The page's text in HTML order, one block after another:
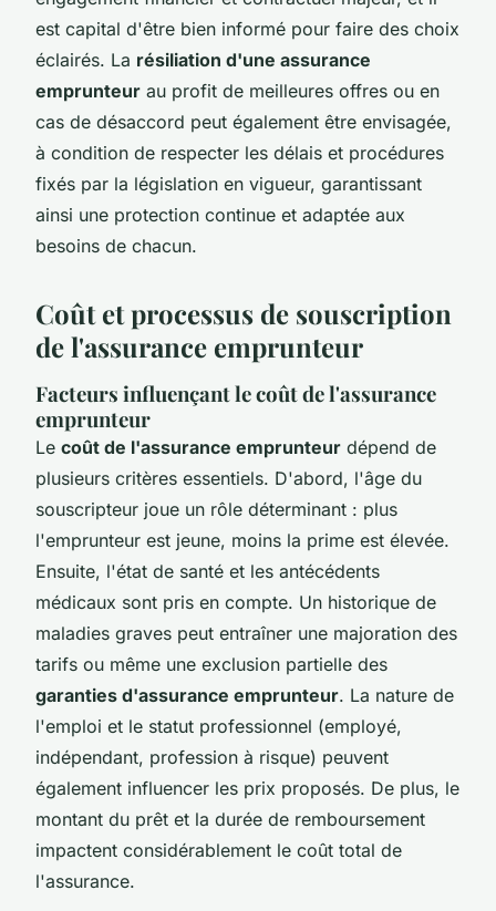
est capital d'être bien informé pour faire des choix
éclairés. La résiliation d'une assurance
emprunteur au profit de meilleures offres ou en
cas de désaccord peut également être envisagée,
à condition de respecter les délais et procédures
fixés par la législation en vigueur, garantissant
ainsi une protection continue et adaptée aux
besoins de chacun.
Coût et processus de souscription
de l'assurance emprunteur
Facteurs influençant le coût de l'assurance
emprunteur
Le coût de l'assurance emprunteur dépend de
plusieurs critères essentiels. D'abord, l'âge du
souscripteur joue un rôle déterminant : plus
l'emprunteur est jeune, moins la prime est élevée.
Ensuite, l'état de santé et les antécédents
médicaux sont pris en compte. Un historique de
maladies graves peut entraîner une majoration des
tarifs ou même une exclusion partielle des
garanties d'assurance emprunteur. La nature de
l'emploi et le statut professionnel (employé,
indépendant, profession à risque) peuvent
également influencer les prix proposés. De plus, le
montant du prêt et la durée de remboursement
impactent considérablement le coût total de
l'assurance.